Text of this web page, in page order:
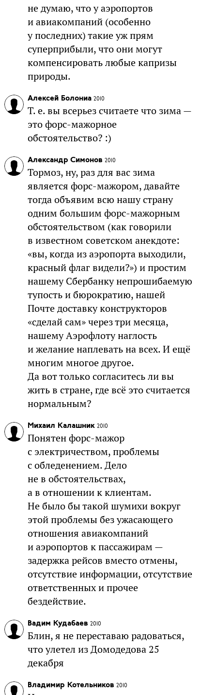
не думаю, что у аэропортов
и авиакомпаний (особенно
у последних) такие уж прям
суперприбыли, что они могут
компенсировать любые капризы
природы.
Алексей Болониа 2010
Т. е. вы всерьез считаете что зима —
это форс-мажорное
обстоятельство? :)
Александр Симонов 2010
Тормоз, ну, раз для вас зима
является форс-мажором, давайте
тогда объявим всю нашу страну
одним большим форс-мажорным
обстоятельством (как говорили
в известном советском анекдоте:
«вы, когда из аэропорта выходили,
красный флаг видели?») и простим
нашему Сбербанку непрошибаемую
тупость и бюрократию, нашей
Почте доставку конструкторов
«сделай сам» через три месяца,
нашему Аэрофлоту наглость
и желание наплевать на всех. И ещё
многим многое другое.
Да вот только согласитесь ли вы
жить в стране, где всё это считается
нормальным?
Михаил Калашник 2010
Понятен форс-мажор
с электричеством, проблемы
с обледенением. Дело
не в обстоятельствах,
а в отношении к клиентам.
Не было бы такой шумихи вокруг
этой проблемы без ужасающего
отношения авиакомпаний
и аэропортов к пассажирам —
задержка рейсов вместо отмены,
отсутствие информации, отсутствие
ответственных и прочее
бездействие.
Вадим Кудабаев 2010
Блин, я не переставаю радоваться,
что улетел из Домодедова 25
декабря
Владимир Котельников 2010